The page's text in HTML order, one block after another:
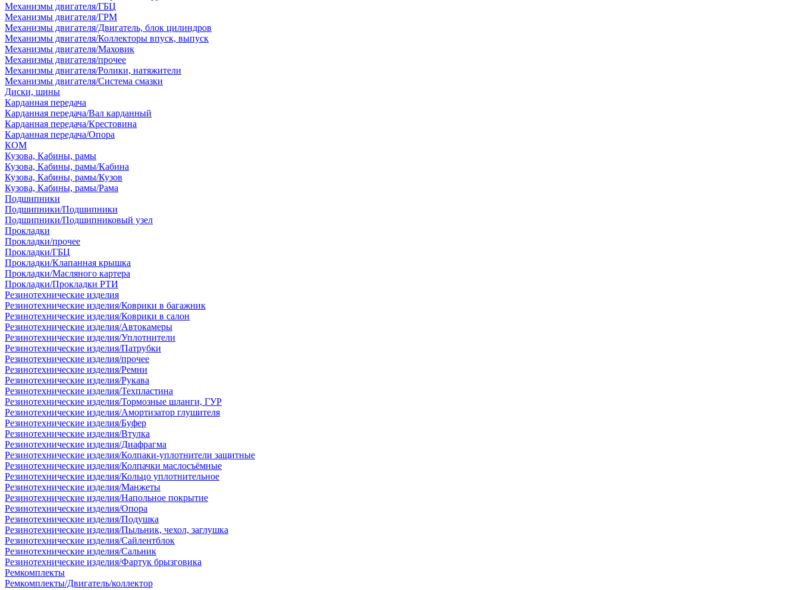
Механизмы двигателя/ГБЦ
Механизмы двигателя/ГРМ
Механизмы двигателя/Двигатель, блок цилиндров
Механизмы двигателя/Коллекторы впуск, выпуск
Механизмы двигателя/Маховик
Механизмы двигателя/прочее
Механизмы двигателя/Ролики, натяжители
Механизмы двигателя/Система смазки
Диски, шины
Карданная передача
Карданная передача/Вал карданный
Карданная передача/Крестовина
Карданная передача/Опора
КОМ
Кузова, Кабины, рамы
Кузова, Кабины, рамы/Кабина
Кузова, Кабины, рамы/Кузов
Кузова, Кабины, рамы/Рама
Подшипники
Подшипники/Подшипники
Подшипники/Подшипниковый узел
Прокладки
Прокладки/прочее
Прокладки/ГБЦ
Прокладки/Клапанная крышка
Прокладки/Масляного картера
Прокладки/Прокладки РТИ
Резинотехнические изделия
Резинотехнические изделия/Коврики в багажник
Резинотехнические изделия/Коврики в салон
Резинотехнические изделия/Автокамеры
Резинотехнические изделия/Уплотнители
Резинотехнические изделия/Патрубки
Резинотехнические изделия/прочее
Резинотехнические изделия/Ремни
Резинотехнические изделия/Рукава
Резинотехнические изделия/Техпластина
Резинотехнические изделия/Тормозные шланги, ГУР
Резинотехнические изделия/Амортизатор глушителя
Резинотехнические изделия/Буфер
Резинотехнические изделия/Втулка
Резинотехнические изделия/Диафрагма
Резинотехнические изделия/Колпаки-уплотнители защитные
Резинотехнические изделия/Колпачки маслосъёмные
Резинотехнические изделия/Кольцо уплотнительное
Резинотехнические изделия/Манжеты
Резинотехнические изделия/Напольное покрытие
Резинотехнические изделия/Опора
Резинотехнические изделия/Подушка
Резинотехнические изделия/Пыльник, чехол, заглушка
Резинотехнические изделия/Сайлентблок
Резинотехнические изделия/Сальник
Резинотехнические изделия/Фартук брызговика
Ремкомплекты
Ремкомплекты/Двигатель/коллектор